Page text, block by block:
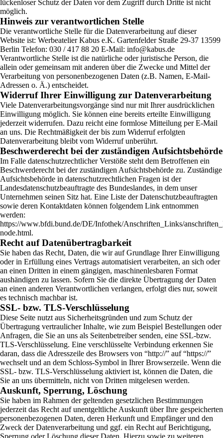
lückenloser Schutz der Daten vor dem Zugriff durch Dritte ist nicht
möglich.
Hinweis zur verantwortlichen Stelle
Die verantwortliche Stelle für die Datenverarbeitung auf dieser
Website ist: Werbeatelier Kabus e.K. Gartenfelder Straße 29-37 13599
Berlin Telefon: 030 / 417 88 20 E-Mail: info@kabus.de
Verantwortliche Stelle ist die natürliche oder juristische Person, die
allein oder gemeinsam mit anderen über die Zwecke und Mittel der
Verarbeitung von personenbezogenen Daten (z.B. Namen, E-Mail-
Adressen o. Ä.) entscheidet.
Widerruf Ihrer Einwilligung zur Datenverarbeitung
Viele Datenverarbeitungsvorgänge sind nur mit Ihrer ausdrücklichen
Einwilligung möglich. Sie können eine bereits erteilte Einwilligung
jederzeit widerrufen. Dazu reicht eine formlose Mitteilung per E-Mail
an uns. Die Rechtmäßigkeit der bis zum Widerruf erfolgten
Datenverarbeitung bleibt vom Widerruf unberührt.
Beschwerderecht bei der zuständigen Aufsichtsbehörde
Im Falle datenschutzrechtlicher Verstöße steht dem Betroffenen ein
Beschwerderecht bei der zuständigen Aufsichtsbehörde zu. Zuständige
Aufsichtsbehörde in datenschutzrechtlichen Fragen ist der
Landesdatenschutzbeauftragte des Bundeslandes, in dem unser
Unternehmen seinen Sitz hat. Eine Liste der Datenschutzbeauftragten
sowie deren Kontaktdaten können folgendem Link entnommen
werden:
https://www.bfdi.bund.de/DE/Infothek/Anschriften_Links/
node.html.
Recht auf Datenübertragbarkeit
Sie haben das Recht, Daten, die wir auf Grundlage Ihrer Einwilligung
oder in Erfüllung eines Vertrags automatisiert verarbeiten, an sich oder
an einen Dritten in einem gängigen, maschinenlesbaren Format
aushändigen zu lassen. Sofern Sie die direkte Übertragung der Daten
an einen anderen Verantwortlichen verlangen, erfolgt dies nur, soweit
es technisch machbar ist.
SSL- bzw. TLS-Verschlüsselung
Diese Seite nutzt aus Sicherheitsgründen und zum Schutz der
Übertragung vertraulicher Inhalte, wie zum Beispiel Bestellungen oder
Anfragen, die Sie an uns als Seitenbetreiber senden, eine SSL-bzw.
TLS-Verschlüsselung. Eine verschlüsselte Verbindung erkennen Sie
daran, dass die Adresszeile des Browsers von “http://” auf “https://”
wechselt und an dem Schloss-Symbol in Ihrer Browserzeile. Wenn die
SSL- bzw. TLS-Verschlüsselung aktiviert ist, können die Daten, die
Sie an uns übermitteln, nicht von Dritten mitgelesen werden.
Auskunft, Sperrung, Löschung
Sie haben im Rahmen der geltenden gesetzlichen Bestimmungen
jederzeit das Recht auf unentgeltliche Auskunft über Ihre gespeicherten
personenbezogenen Daten, deren Herkunft und Empfänger und den
Zweck der Datenverarbeitung und ggf. ein Recht auf Berichtigung,
Sperrung oder Löschung dieser Daten. Hierzu sowie zu weiteren